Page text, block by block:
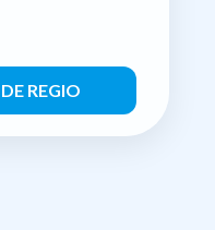
REGIO